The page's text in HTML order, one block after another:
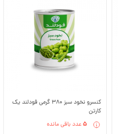
کنسرو نخود سبز 380 گرمی فودلند یک
کارتن
5عدد باقی مانده